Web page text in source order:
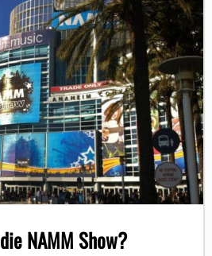
NAMM Show?